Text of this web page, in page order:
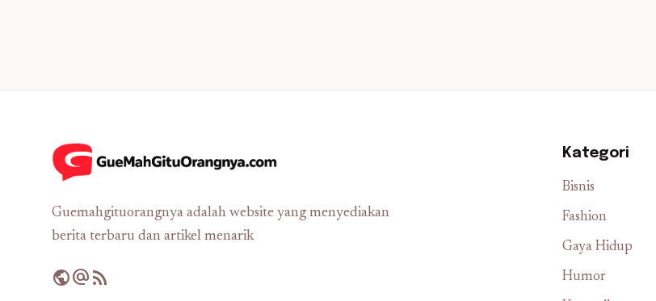
Guemahgituorangnya adalah website yang menyediakan
berita terbaru dan artikel menarik
publicalternate_emailrss_feed
Kategori
Bisnis
Fashion
Gaya Hidup
Humor